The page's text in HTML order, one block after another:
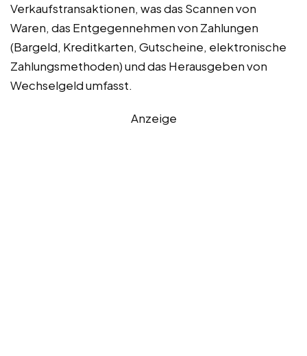
Verkaufstransaktionen, was das Scannen von
Waren, das Entgegennehmen von Zahlungen
(Bargeld, Kreditkarten, Gutscheine, elektronische
Zahlungsmethoden) und das Herausgeben von
Wechselgeld umfasst.
Anzeige